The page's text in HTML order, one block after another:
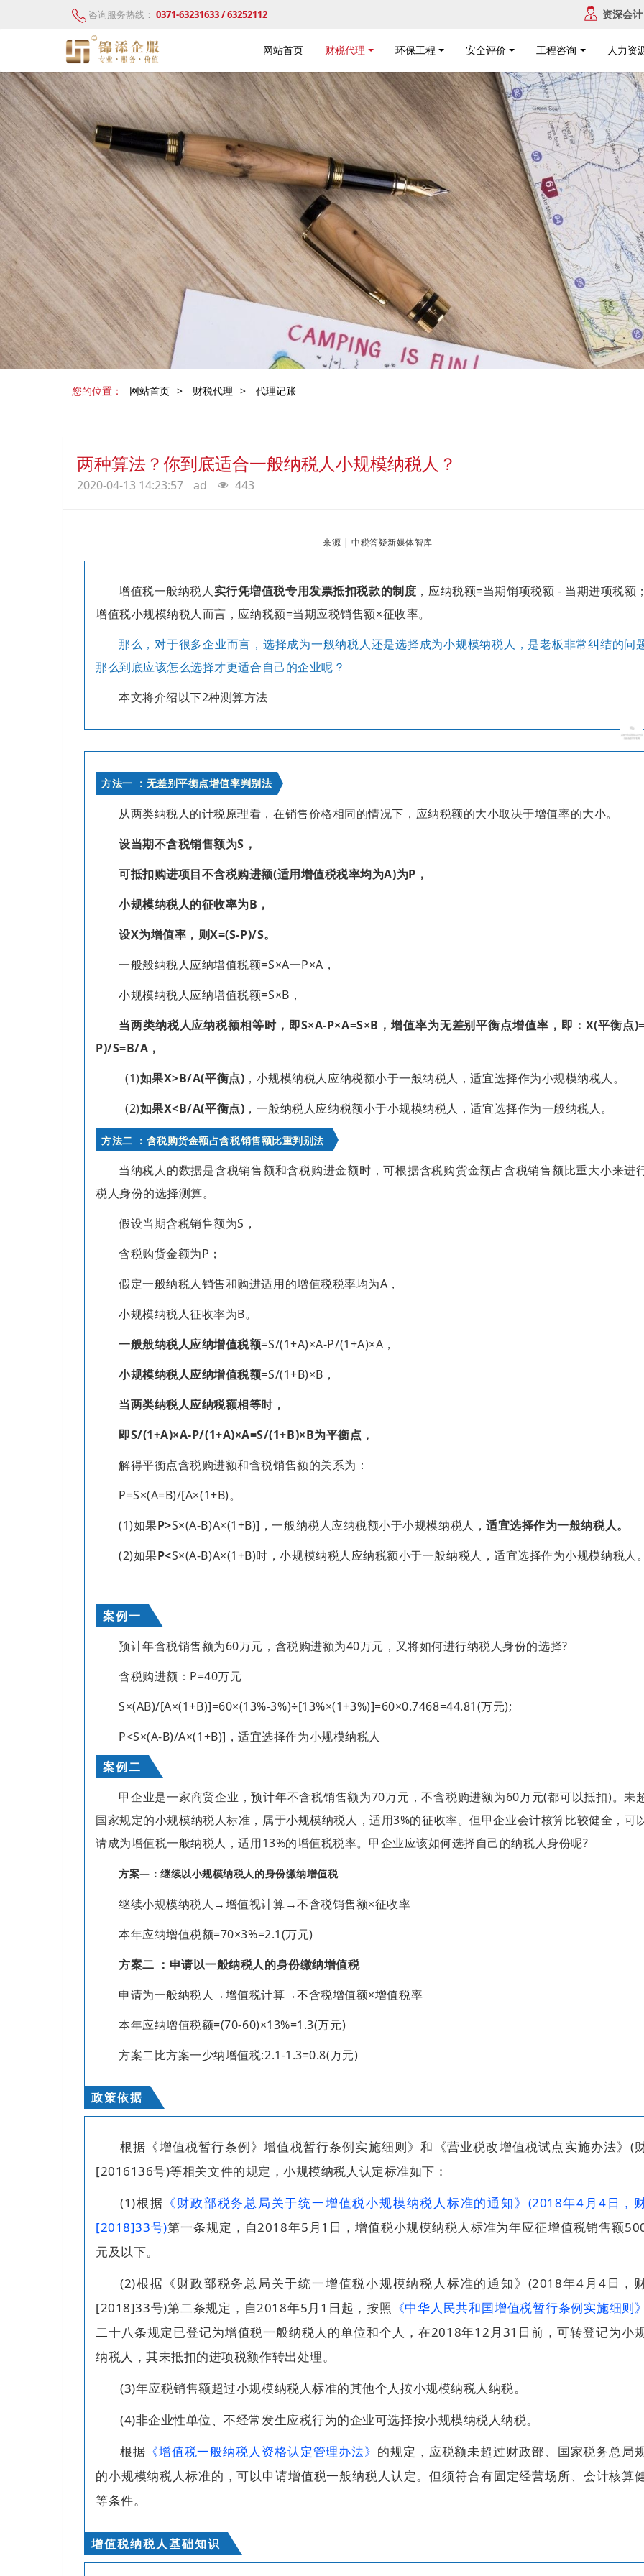
咨询服务热线： 0371-63231633 / 63252112 资深会计
网站首页 财税代理 环保工程 安全评价 工程咨询 人力资
您的位置： 网站首页 > 财税代理 > 代理记账
两种算法？你到底适合一般纳税人小规模纳税人？
2020-04-13 14:23:57 ad 443
来源 | 中税答疑新媒体智库
增值税一般纳税人实行凭増值税专用发票抵扣税款的制度 ，应纳税额=当期销项税额 - 当期进项税额
增值税小规模纳税人而言，应纳税额=当期应税销售额×征收率。
那么，对于很多企业而言，选择成为一般纳税人还是选择成为小规模纳税人，是老板非常纠结的问
那么到底应该怎么选择才更适合自己的企业呢？
本文将介绍以下2种测算方法
方法一 ：无差别平衡点增值率判别法
从两类纳税人的计税原理看，在销售价格相同的情况下，应纳税额的大小取决于增值率的大小。
设当期不含税销售额为S，
可抵扣购进项目不含税购进额(适用增值税税率均为A)为P，
小规模纳税人的征收率为B，
设X为增值率，则X=(S-P)/S。
一般般纳税人应纳增值税额=S×A一P×A，
小规模纳税人应纳增值税额=S×B，
当两类纳税人应纳税额相等时，即S×A-P×A=S×B，增值率为无差别平衡点增值率，即：X(平衡点
P)/S=B/A，
(1)如果X>B/A(平衡点) ，小规模纳税人应纳税额小于一般纳税人，适宜选择作为小规模纳税人。
(2)如果Ⅹ<B/A(平衡点) ，一般纳税人应纳税额小于小规模纳税人，适宜选择作为一般纳税人。
方法二 ：含税购货金额占含税销售额比重判别法
当纳税人的数据是含税销售额和含税购进金额时，可根据含税购货金额占含税销售额比重大小来进
税人身份的选择测算。
假设当期含税销售额为S，
含税购货金额为P；
假定一般纳税人销售和购进适用的增值税税率均为A，
小规模纳税人征收率为B。
一般般纳税人应纳增值税额=S/(1+A)×A-P/(1+A)×A，
小规模纳税人应纳增值税额=S/(1+B)×B，
当两类纳税人应纳税额相等时，
即S/(1+A)×A-P/(1+A)×A=S/(1+B)×B为平衡点，
解得平衡点含税购进额和含税销售额的关系为：
P=S×(A=B)/[A×(1+B)。
(1)如果P>S×(A-B)A×(1+B)]，一般纳税人应纳税额小于小规模纳税人，适宜选择作为一般纳税人。
(2)如果P<S×(A-B)A×(1+B)时，小规模纳税人应纳税额小于一般纳税人，适宜选择作为小规模纳税人
案例一
预计年含税销售额为60万元，含税购进额为40万元，又将如何进行纳税人身份的选择?
含税购进额：P=40万元
S×(AB)/[A×(1+B)]=60×(13%-3%)÷[13%×(1+3%)]=60×0.7468=44.81(万元);
P<S×(A-B)/A×(1+B)]，适宜选择作为小规模纳税人
案例二
甲企业是一家商贸企业，预计年不含税销售额为70万元，不含税购进额为60万元(都可以抵扣)。未
国家规定的小规模纳税人标准，属于小规模纳税人，适用3%的征收率。但甲企业会计核算比较健全，可
请成为增值税一般纳税人，适用13%的增值税税率。甲企业应该如何选择自己的纳税人身份呢?
方案—：继续以小规模纳税人的身份缴纳增值税
继续小规模纳税人→增值视计算→不含税销售额×征收率
本年应纳增值税额=70×3%=2.1(万元)
方案二 ：申请以一般纳税人的身份缴纳增值税
申请为一般纳税人→增值税计算→不含税增值额×增值税率
本年应纳增值税额=(70-60)×13%=1.3(万元)
方案二比方案一少纳增值税:2.1-1.3=0.8(万元)
政策依据
根据《增值税暂行条例》增值税暂行条例实施细则》和《营业税改增值税试点实施办法》(
[2016136号)等相关文件的规定，小规模纳税人认定标准如下：
(1)根据 《财政部税务总局关于统一增值税小规模纳税人标准的通知》(2018年4月4日，
[2018]33号)第一条规定，自2018年5月1日，增值税小规模纳税人标准为年应征增值税销售额
元及以下。
(2)根据《财政部税务总局关于统一增值税小规模纳税人标准的通知》(2018年4月4日，
[2018]33号)第二条规定，自2018年5月1日起，按照 《中华人民共和国增值税暂行条例实施细则
二十八条规定已登记为增值税一般纳税人的单位和个人，在2018年12月31日前，可转登记为小
纳税人，其未抵扣的进项税额作转出处理。
(3)年应税销售额超过小规模纳税人标准的其他个人按小规模纳税人纳税。
(4)非企业性单位、不经常发生应税行为的企业可选择按小规模纳税人纳税。
根据 《增值税一般纳税人资格认定管理办法》 的规定，应税额未超过财政部、国家税务总局
的小规模纳税人标准的，可以申请增值税一般纳税人认定。但须符合有固定经营场所、会计核算
等条件。
增值税纳税人基础知识